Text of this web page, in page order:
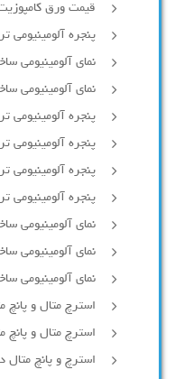
قیمت ورق
پنجره
نمای آلومینیومی
نمای آلومینیومی
پنجره آلومینیومی
پنجره آلومینیومی
پنجره آلومینیومی
پنجره آلومینیومی
نمای آلومینیومی
نمای آلومینیومی
نمای آلومینیومی
استرچ متال و پانچ
استرچ متال و پانچ
استرچ و پانچ